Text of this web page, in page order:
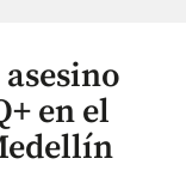
en el